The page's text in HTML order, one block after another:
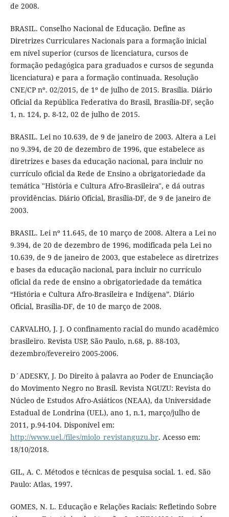
de 2008.
BRASIL. Conselho Nacional de Educação. Define as
Diretrizes Curriculares Nacionais para a formação inicial
em nível superior (cursos de licenciatura, cursos de
formação pedagógica para graduados e cursos de segunda
licenciatura) e para a formação continuada. Resolução
CNE/CP nº. 02/2015, de 1º de julho de 2015. Brasília. Diário
Oficial da República Federativa do Brasil, Brasília-DF, seção
1, n. 124, p. 8-12, 02 de julho de 2015.
BRASIL. Lei no 10.639, de 9 de janeiro de 2003. Altera a Lei
no 9.394, de 20 de dezembro de 1996, que estabelece as
diretrizes e bases da educação nacional, para incluir no
currículo oficial da Rede de Ensino a obrigatoriedade da
temática "História e Cultura Afro-Brasileira", e dá outras
providências. Diário Oficial, Brasília-DF, de 9 de janeiro de
2003.
BRASIL. Lei nº 11.645, de 10 março de 2008. Altera a Lei no
9.394, de 20 de dezembro de 1996, modificada pela Lei no
10.639, de 9 de janeiro de 2003, que estabelece as diretrizes
e bases da educação nacional, para incluir no currículo
oficial da rede de ensino a obrigatoriedade da temática
“História e Cultura Afro-Brasileira e Indígena”. Diário
Oficial, Brasília-DF, de 10 de março de 2008.
CARVALHO, J. J. O confinamento racial do mundo acadêmico
brasileiro. Revista USP, São Paulo, n.68, p. 88-103,
dezembro/fevereiro 2005-2006.
D´ADESKY, J. Do Direito à palavra ao Poder de Enunciação
do Movimento Negro no Brasil. Revista NGUZU: Revista do
Núcleo de Estudos Afro-Asiáticos (NEAA), da Universidade
Estadual de Londrina (UEL), ano 1, n.1, março/julho de
2011, p.94-104. Disponível em:
http://www.uel./files/miolo_revistanguzu.br. Acesso em:
18/10/2018.
GIL, A. C. Métodos e técnicas de pesquisa social. 1. ed. São
Paulo: Atlas, 1997.
GOMES, N. L. Educação e Relações Raciais: Refletindo Sobre